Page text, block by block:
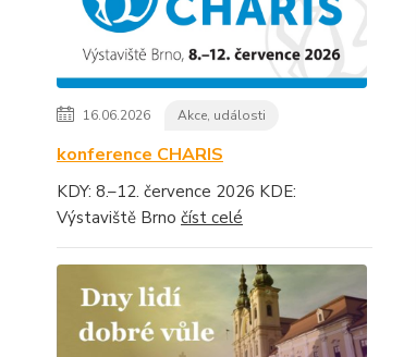
16.06.2026 Akce, události
konference CHARIS
KDY: 8.–12. července 2026 KDE:
Výstaviště Brno číst celé